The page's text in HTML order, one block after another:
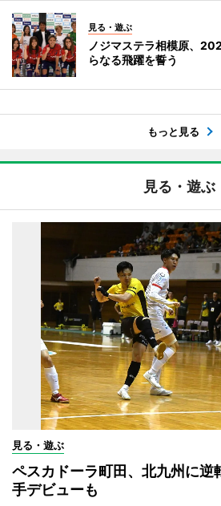
見る・遊ぶ
ノジマステラ相模原、
らなる飛躍を誓う
もっと見る
見る・遊ぶ
見る・遊ぶ
ペスカドーラ町田、北九州に
手デビューも